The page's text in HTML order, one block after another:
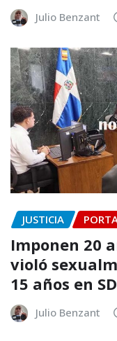
Julio Benzant
JUSTICIA
Imponen 20
violó
15 años en
Julio Benzant